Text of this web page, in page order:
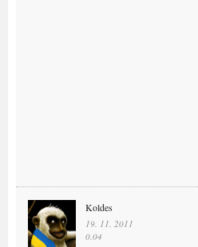
Koldes
19. 11. 2011
0.04